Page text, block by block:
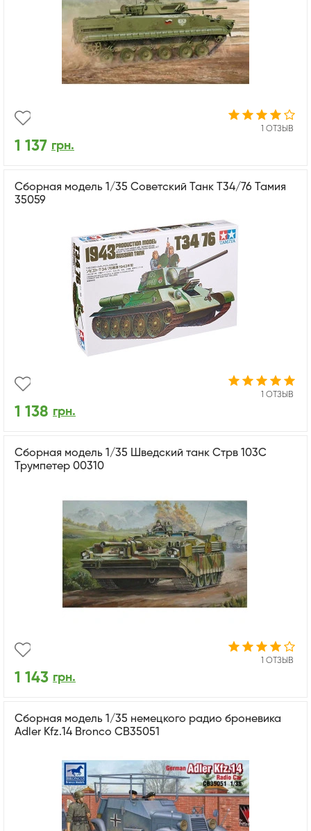
1 ОТЗЫВ
1 137 грн.
Сборная модель 1/35 Советский Танк Т34/76 Тамия
35059
1 ОТЗЫВ
1 138 грн.
Сборная модель 1/35 Шведский танк Стрв 103C
Трумпетер 00310
1 ОТЗЫВ
1 143 грн.
Сборная модель 1/35 немецкого радио броневика
Adler Kfz.14 Bronco CB35051